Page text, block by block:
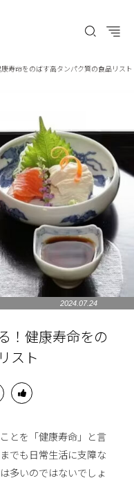
寿命をのばす高タンパク質の食品リスト
2024.07.24
！健康寿命をの
スト
とを「健康寿命」と言
でも日常生活に支障な
多いのではないでしょ